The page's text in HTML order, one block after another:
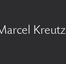
Kreutz